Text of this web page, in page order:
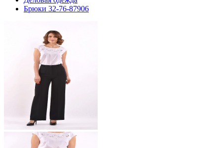
Брюки 32-76-87906